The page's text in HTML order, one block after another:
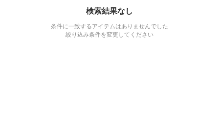
検索結果なし
条件に一致するアイテムはありませんでした
絞り込み条件を変更してください